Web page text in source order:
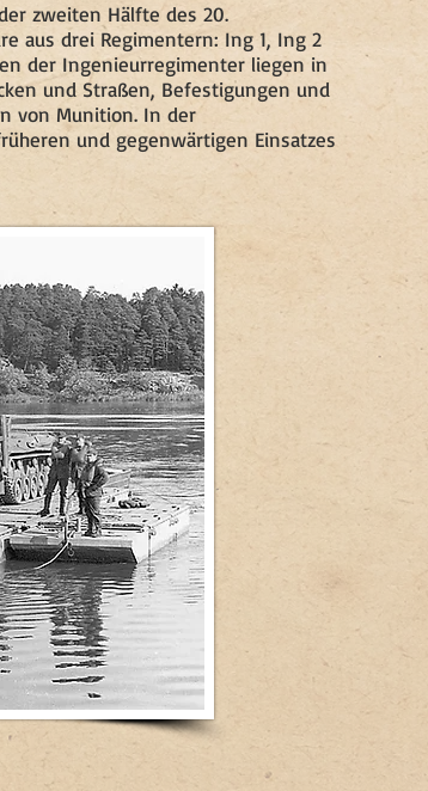
zweiten Hälfte des 20.
aus drei Regimentern: Ing 1, Ing 2
der Ingenieurregimenter liegen in
und Straßen, Befestigungen und
von Munition. In der
und gegenwärtigen Einsatzes